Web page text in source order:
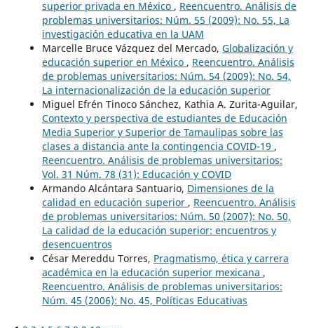
superior privada en México , Reencuentro. Análisis de
problemas universitarios: Núm. 55 (2009): No. 55, La
investigación educativa en la UAM
Marcelle Bruce Vázquez del Mercado, Globalización y
educación superior en México , Reencuentro. Análisis
de problemas universitarios: Núm. 54 (2009): No. 54,
La internacionalización de la educación superior
Miguel Efrén Tinoco Sánchez, Kathia A. Zurita-Aguilar,
Contexto y perspectiva de estudiantes de Educación
Media Superior y Superior de Tamaulipas sobre las
clases a distancia ante la contingencia COVID-19 ,
Reencuentro. Análisis de problemas universitarios:
Vol. 31 Núm. 78 (31): Educación y COVID
Armando Alcántara Santuario, Dimensiones de la
calidad en educación superior , Reencuentro. Análisis
de problemas universitarios: Núm. 50 (2007): No. 50,
La calidad de la educación superior: encuentros y
desencuentros
César Mereddu Torres, Pragmatismo, ética y carrera
académica en la educación superior mexicana ,
Reencuentro. Análisis de problemas universitarios:
Núm. 45 (2006): No. 45, Políticas Educativas